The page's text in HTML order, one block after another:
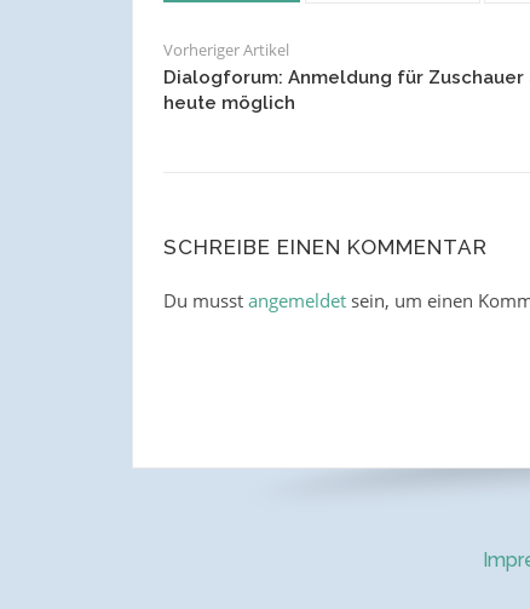
Vorheriger Artikel
Dialogforum: Anmeldung für Zuschauer
heute möglich
SCHREIBE EINEN KOMMENTAR
Du musst angemeldetsein, um einen